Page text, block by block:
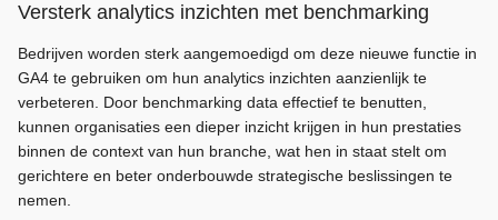
Versterk analytics inzichten met benchmarking
Bedrijven worden sterk aangemoedigd om deze nieuwe functie in
GA4 te gebruiken om hun analytics inzichten aanzienlijk te
verbeteren. Door benchmarking data effectief te benutten,
kunnen organisaties een dieper inzicht krijgen in hun prestaties
binnen de context van hun branche, wat hen in staat stelt om
gerichtere en beter onderbouwde strategische beslissingen te
nemen.